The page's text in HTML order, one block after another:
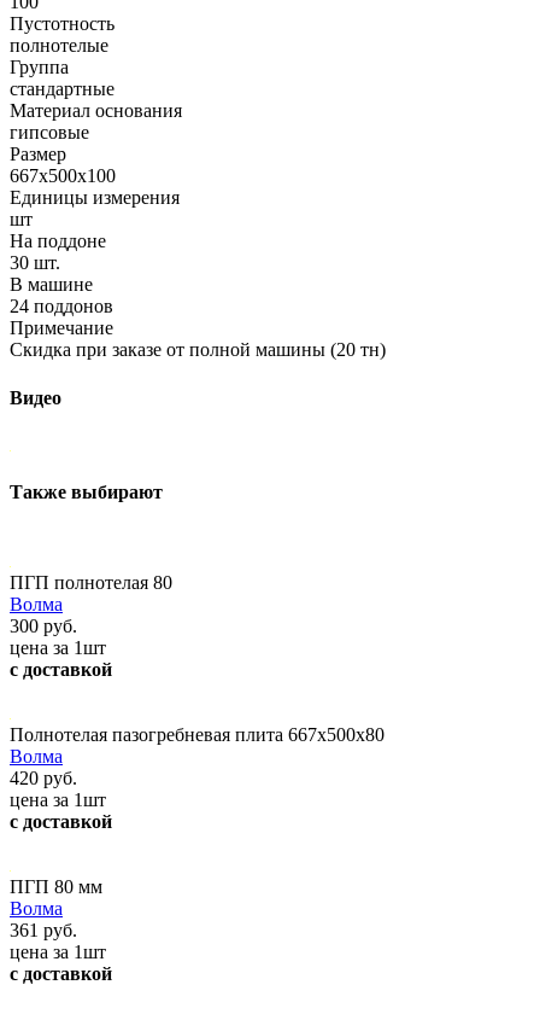
Пустотность
полнотелые
Группа
стандартные
Материал основания
гипсовые
Размер
667х500х100
Единицы измерения
шт
На поддоне
30 шт.
В машине
24 поддонов
Примечание
Скидка при заказе от полной машины (20 тн)
Видео
Также выбирают
ПГП полнотелая 80
Волма
300 руб.
цена за 1шт
с доставкой
Полнотелая пазогребневая плита 667х500х80
Волма
420 руб.
цена за 1шт
с доставкой
ПГП 80 мм
Волма
361 руб.
цена за 1шт
с доставкой